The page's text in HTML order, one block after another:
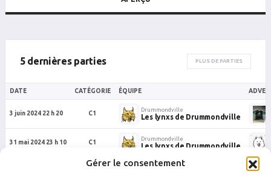
Gérer le consentement
5 dernières parties PLUS DE PARTIES
DATE CATÉGORIE ÉQUIPE
3 juin 2024 22 h 20 C1
Drummondville
Les lynxs de Drummondville
31 mai 2024 23 h 10 C1
Drummondville
Les lynxs de Drummondville
Drummondville